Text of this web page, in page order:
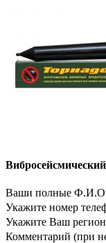
Ваши полные
Укажите номер
Укажите Ваш регион
Комментарий (при